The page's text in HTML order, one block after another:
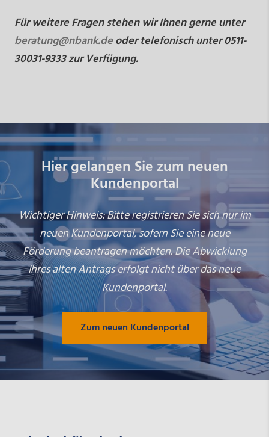
Für weitere Fragen stehen wir Ihnen gerne unter
beratung@nbank.deoder telefonisch unter 0511-
30031-9333 zur Verfügung.
Hier gelangen Sie zum neuen
Kundenportal
Wichtiger Hinweis: Bitte registrieren Sie sich nur im
neuen Kundenportal, sofern Sie eine neue
Förderung beantragen möchten. Die Abwicklung
Ihres alten Antrags erfolgt nicht über das neue
Kundenportal.
Zum neuen Kundenportal